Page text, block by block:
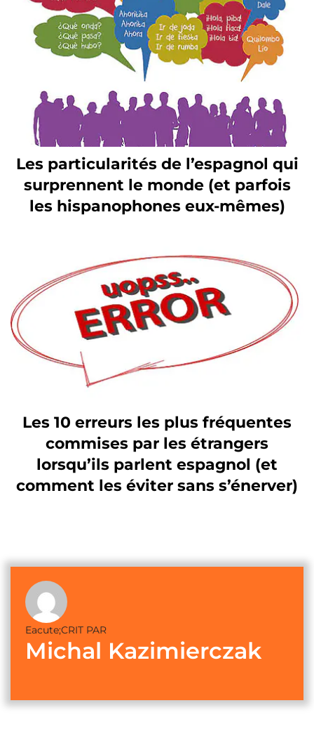
Les particularités de l’espagnol qui
surprennent le monde (et parfois
les hispanophones eux-mêmes)
Les 10 erreurs les plus fréquentes
commises par les étrangers
lorsqu’ils parlent espagnol (et
comment les éviter sans s’énerver)
Eacute;CRIT PAR
Michal Kazimierczak